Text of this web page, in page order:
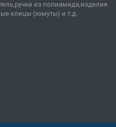
из полиамида,изделия
клицы (хомуты) и т.д.